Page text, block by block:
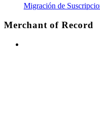
Migración de
Merchant of Record